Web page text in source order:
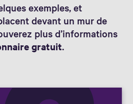
exemples, et
devant un mur de
plus d’informations
gratuit.